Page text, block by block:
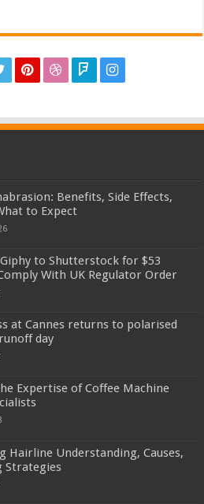
Benefits, Side Effects,
to Expect
to Shutterstock for $53
With UK Regulator Order
at Cannes returns to polarised
day
Expertise of Coffee Machine
Hairline Understanding, Causes,
Strategies